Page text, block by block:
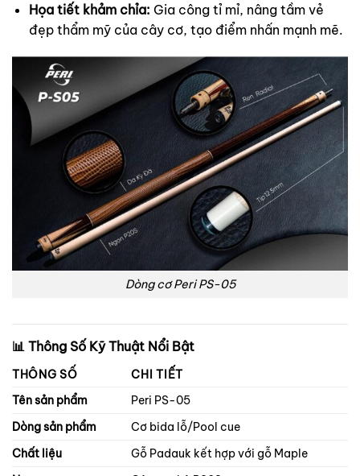
Họa tiết khảm chỉa: Gia công tỉ mỉ, nâng tầm vẻ
đẹp thẩm mỹ của cây cơ, tạo điểm nhấn mạnh mẽ.
Dòng cơ Peri PS-05
📊 Thông Số Kỹ Thuật Nổi Bật
THÔNG SỐ
CHI TIẾT
Tên sản phẩm
Peri PS-05
Dòng sản phẩm
Cơ bida lỗ/Pool cue
Chất liệu
Gỗ Padauk kết hợp với gỗ Maple